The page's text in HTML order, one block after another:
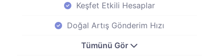
Keşfet Etkili Hesaplar
Doğal Artış Gönderim Hızı
Tümünü Gör